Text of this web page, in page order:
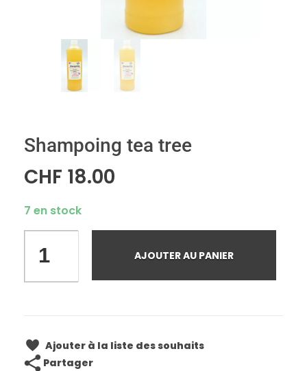
Shampoing tea tree
CHF 18.00
7 en stock
AJOUTER AU PANIER
Ajouter à la liste des souhaits
Partager